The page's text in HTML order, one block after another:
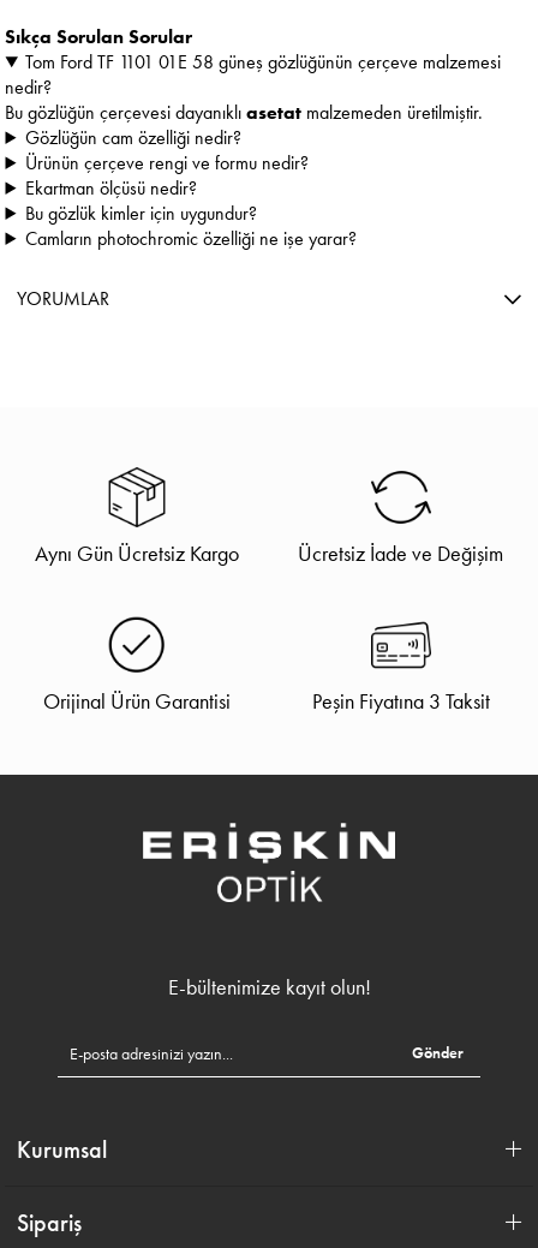
Sıkça Sorulan Sorular
Tom Ford TF 1101 01E 58 güneş gözlüğünün çerçeve malzemesi
nedir?
Bu gözlüğün çerçevesi dayanıklıasetat malzemeden üretilmiştir.
Gözlüğün cam özelliği nedir?
Ürünün çerçeve rengi ve formu nedir?
Ekartman ölçüsü nedir?
Bu gözlük kimler için uygundur?
Camların photochromic özelliği ne işe yarar?
YORUMLAR
Aynı Gün Ücretsiz Kargo Ücretsiz İade ve Değişim
Orijinal Ürün Garantisi Peşin Fiyatına 3 Taksit
E-bültenimize kayıt olun!
Gönder
Kurumsal
Sipariş